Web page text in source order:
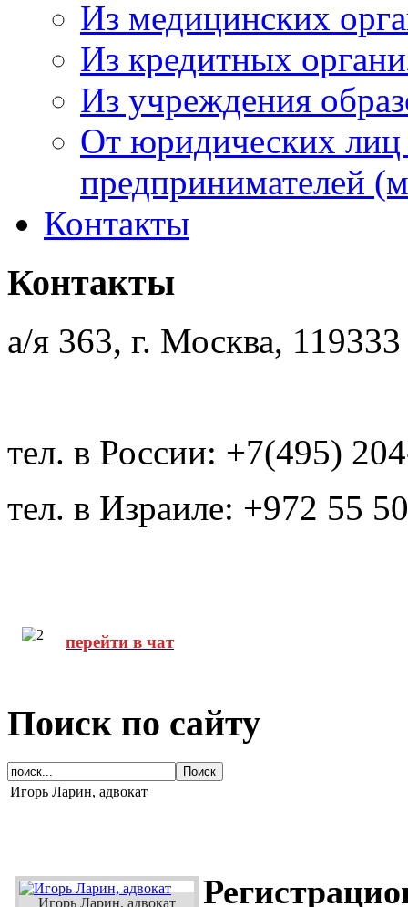
Из медицинских
Из кредитных
Из учреждения
От юридических
предпринимателей
Контакты
Контакты
а/я 363, г. Москва, 119333
тел. в России: +7(495)
тел. в Израиле: +972 55
перейти в чат
Поиск по сайту
Игорь Ларин, адвокат
Игорь Ларин, адвокат